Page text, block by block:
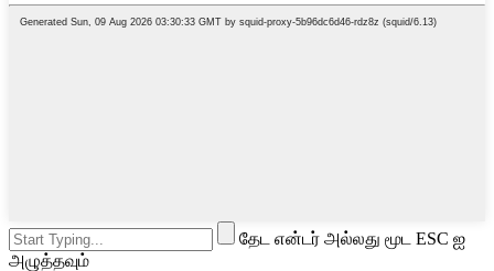
தேட என்டர் அல்லது மூட ESC ஐ
அழுத்தவும்